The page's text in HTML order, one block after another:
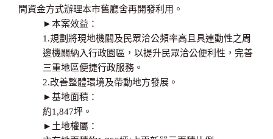
間資金方式辦理本市舊廳舍再開發利用。
►本案效益：
1.規劃將現地機關及民眾洽公頻率高且具連動性之周
邊機關納入行政園區，以提升民眾洽公便利性，完善
三重地區便捷行政服務。
2.改善整體環境及帶動地方發展。
►基地面積：
約1,847坪。
►土地權屬：